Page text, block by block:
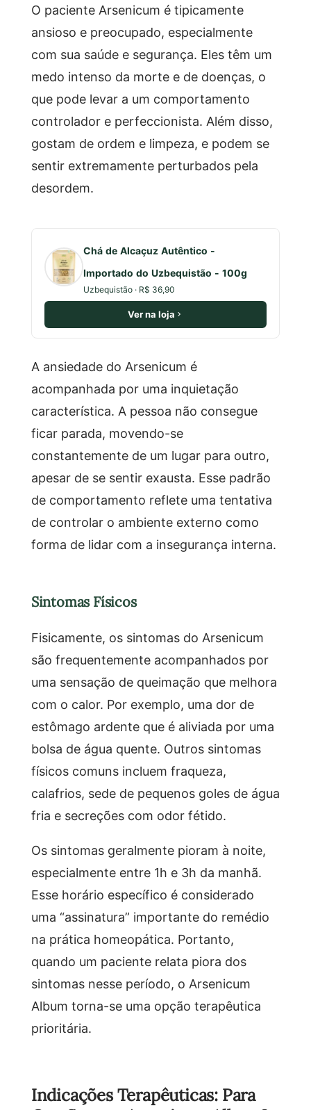
O paciente Arsenicum é tipicamente
ansioso e preocupado, especialmente
com sua saúde e segurança. Eles têm um
medo intenso da morte e de doenças, o
que pode levar a um comportamento
controlador e perfeccionista. Além disso,
gostam de ordem e limpeza, e podem se
sentir extremamente perturbados pela
desordem.
Chá de Alcaçuz Autêntico -
Importado do Uzbequistão - 100g
Uzbequistão · R$ 36,90
Ver na loja
A ansiedade do Arsenicum é
acompanhada por uma inquietação
característica. A pessoa não consegue
ficar parada, movendo-se
constantemente de um lugar para outro,
apesar de se sentir exausta. Esse padrão
de comportamento reflete uma tentativa
de controlar o ambiente externo como
forma de lidar com a insegurança interna.
Sintomas Físicos
Fisicamente, os sintomas do Arsenicum
são frequentemente acompanhados por
uma sensação de queimação que melhora
com o calor. Por exemplo, uma dor de
estômago ardente que é aliviada por uma
bolsa de água quente. Outros sintomas
físicos comuns incluem fraqueza,
calafrios, sede de pequenos goles de água
fria e secreções com odor fétido.
Os sintomas geralmente pioram à noite,
especialmente entre 1h e 3h da manhã.
Esse horário específico é considerado
uma “assinatura” importante do remédio
na prática homeopática. Portanto,
quando um paciente relata piora dos
sintomas nesse período, o Arsenicum
Album torna-se uma opção terapêutica
prioritária.
Indicações Terapêuticas: Para